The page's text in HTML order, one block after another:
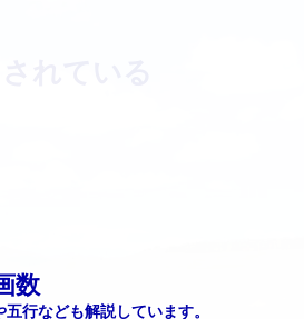
数
行なども解説しています。